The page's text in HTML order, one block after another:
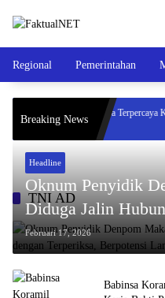
Regional Pemerintahan
Breaking News
Bloomora Florist: Mitra Terpercaya
untuk Segala Acara
TNI AD
Headline
Oknum Penyidik
Diduga Jalin
Terperiksa,
dan Kode Etik
Februari 17, 2026
Babinsa